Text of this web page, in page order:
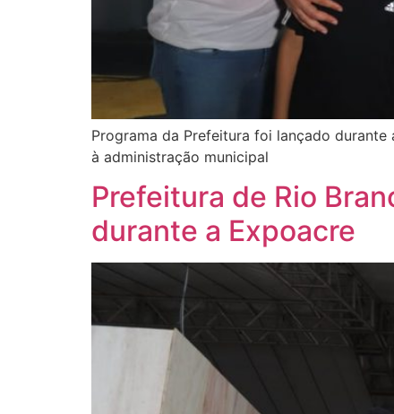
Programa da Prefeitura foi lançado
à administração municipal
Prefeitura de Rio
durante a Expoacre